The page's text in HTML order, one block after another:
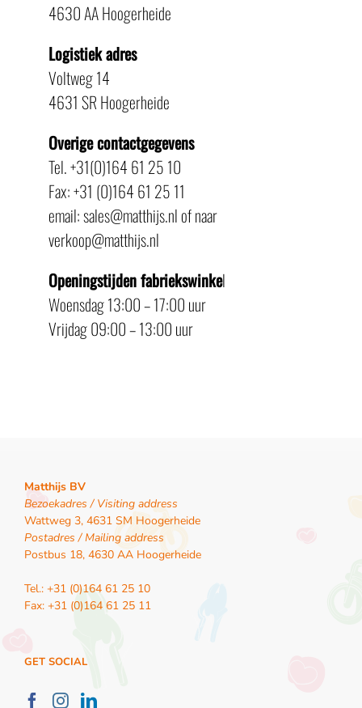
4630 AA Hoogerheide
Logistiek adres
Voltweg 14
4631 SR Hoogerheide
Overige contactgegevens
Tel. +31(0)164 61 25 10
Fax: +31 (0)164 61 25 11
email: sales@matthijs.nl of naar
verkoop@matthijs.nl
Openingstijden fabriekswinkel
Woensdag 13:00 – 17:00 uur
Vrijdag 09:00 – 13:00 uur
Matthijs BV
Bezoekadres / Visiting address
Wattweg 3, 4631 SM Hoogerheide
Postadres / Mailing address
Postbus 18, 4630 AA Hoogerheide
Tel.: +31 (0)164 61 25 10
Fax: +31 (0)164 61 25 11
GET SOCIAL